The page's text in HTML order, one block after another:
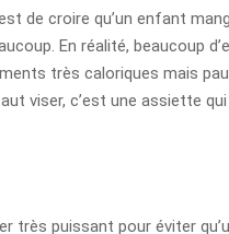
de croire qu’un enfant
En réalité, beaucoup
très caloriques mais
viser, c’est une assiette
très puissant pour éviter